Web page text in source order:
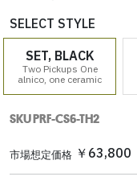
SELECT STYLE
SET, BLACK
Two Pickups One
alnico, one ceramic
SKU PRF-CS6-TH2
市場想定価格 ￥63,800